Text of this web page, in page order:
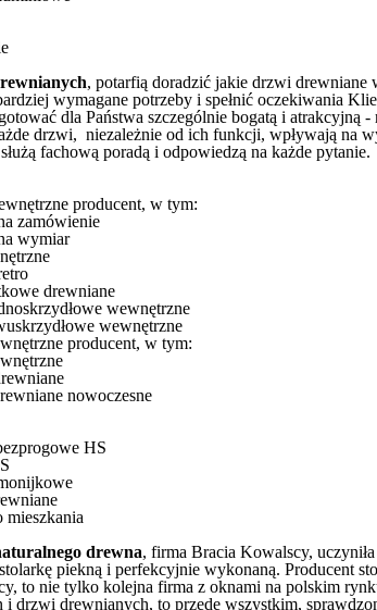
, potarfią doradzić jakie drzwi drewniane
wymagane potrzeby i spełnić oczekiwania
dla Państwa szczególnie bogatą i atrakcyjną
drzwi, niezależnie od ich funkcji, wpływają na
fachową poradą i odpowiedzą na każde pytanie.
producent, w tym:
zamówienie
wymiar
drewniane
wewnętrzne
wewnętrzne
producent, w tym:
nowoczesne
HS
drewna, firma Bracia Kowalscy,
piekną i perfekcyjnie wykonaną. Producent
to nie tylko kolejna firma z oknami na polskim
drzwi drewnianych, to przede wszystkim,